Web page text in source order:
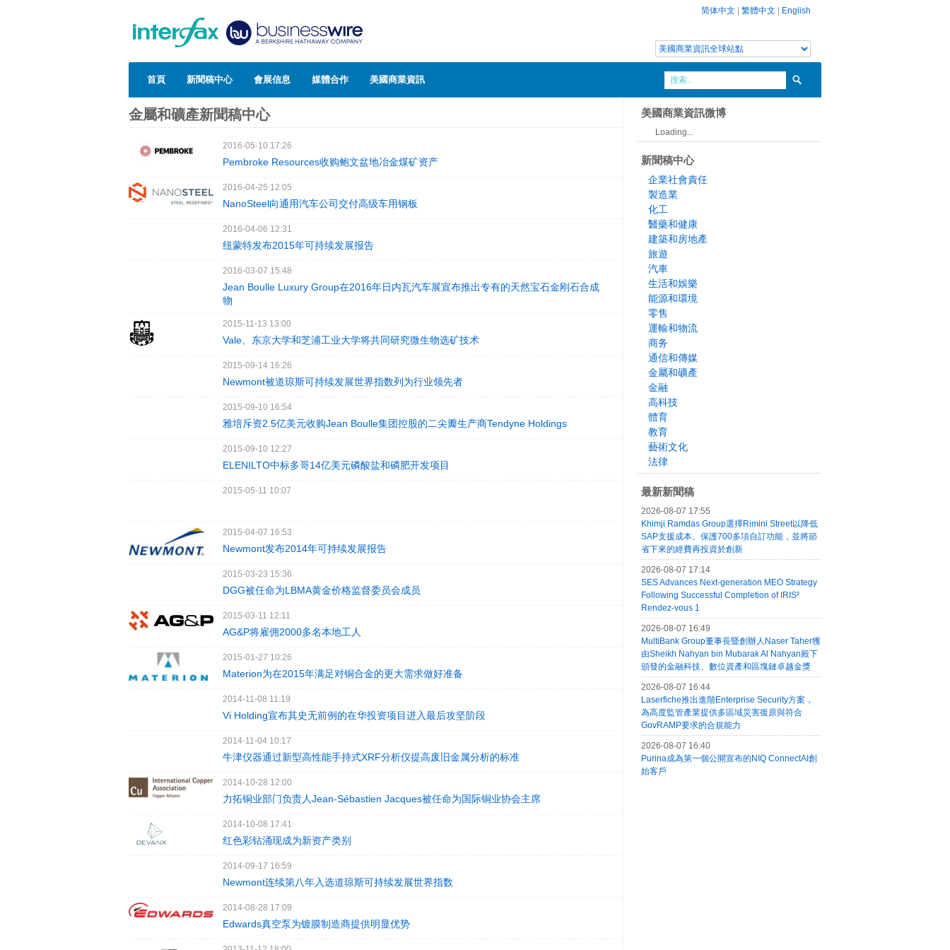
简体中文 繁體中文 English
首頁 新聞稿中心 會展信息 媒體合作 美國商業資訊
金屬和礦產新聞稿中心
2016-05-10 17:26
Pembroke Resources收购鲍文盆地冶金煤矿资产
2016-04-25 12:05
NanoSteel向通用汽车公司交付高级车用钢板
2016-04-06 12:31
纽蒙特发布2015年可持续发展报告
2016-03-07 15:48
Jean Boulle Luxury Group在2016年日内瓦汽车展宣布推出专有的天然宝石金刚石合成
物
2015-11-13 13:00
Vale、东京大学和芝浦工业大学将共同研究微生物选矿技术
2015-09-14 16:26
Newmont被道琼斯可持续发展世界指数列为行业领先者
2015-09-10 16:54
雅培斥资2.5亿美元收购Jean Boulle集团控股的二尖瓣生产商Tendyne Holdings
2015-09-10 12:27
ELENILTO中标多哥14亿美元磷酸盐和磷肥开发项目
2015-05-11 10:07
2015-04-07 16:53
Newmont发布2014年可持续发展报告
2015-03-23 15:36
DGG被任命为LBMA黄金价格监督委员会成员
2015-03-11 12:11
AG&P将雇佣2000多名本地工人
2015-01-27 10:26
Materion为在2015年满足对铜合金的更大需求做好准备
2014-11-08 11:19
Vi Holding宣布其史无前例的在华投资项目进入最后攻坚阶段
2014-11-04 10:17
牛津仪器通过新型高性能手持式XRF分析仪提高废旧金属分析的标准
2014-10-28 12:00
力拓铜业部门负责人Jean-Sébastien Jacques被任命为国际铜业协会主席
2014-10-08 17:41
红色彩钻涌现成为新资产类别
2014-09-17 16:59
Newmont连续第八年入选道琼斯可持续发展世界指数
2014-08-28 17:09
Edwards真空泵为镀膜制造商提供明显优势
美國商業資訊微博
Loading...
新聞稿中心
企業社會責任
製造業
化工
醫藥和健康
建築和房地產
旅遊
汽車
生活和娛樂
能源和環境
零售
運輸和物流
商务
通信和傳媒
金屬和礦產
金融
高科技
體育
教育
藝術文化
法律
最新新聞稿
2026-08-07 17:55
Khimji Ramdas Group選擇Rimini Street以降低
SAP支援成本、保護700多項自訂功能，並將節
省下來的經費再投資於創新
2026-08-07 17:14
SES Advances Next-generation MEO Strategy
Following Successful Completion of IRIS²
Rendez-vous 1
2026-08-07 16:49
MultiBank Group董事長暨創辦人Naser Taher獲
由Sheikh Nahyan bin Mubarak Al Nahyan殿下
頒發的金融科技、數位資產和區塊鏈卓越金獎
2026-08-07 16:44
Laserfiche推出進階Enterprise Security方案，
為高度監管產業提供多區域災害復原與符合
GovRAMP要求的合規能力
2026-08-07 16:40
Purina成為第一個公開宣布的NIQ ConnectAI創
始客戶